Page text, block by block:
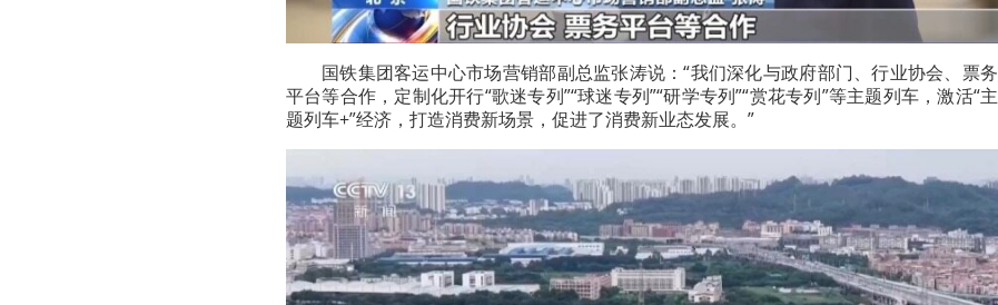
国铁集团客运中心市场营销部副总监张涛说：“我们深化与政府部门、行业协会、票务
平台等合作，定制化开行“歌迷专列”“球迷专列”“研学专列”“赏花专列”等主题列车，激活“主
题列车+”经济，打造消费新场景，促进了消费新业态发展。”